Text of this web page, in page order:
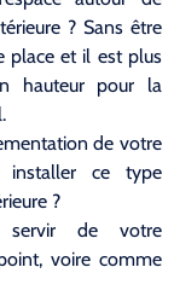
? Sans être
place et il est plus
hauteur pour la
de votre
installer ce type
?
servir de votre
voire comme